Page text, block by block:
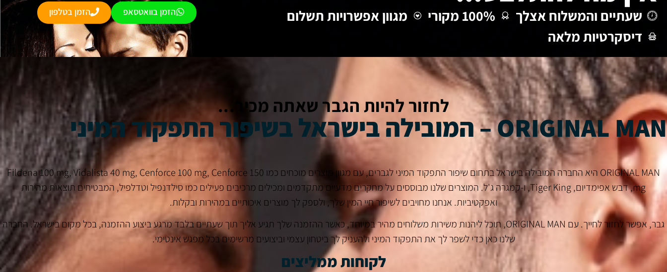
שעתיים והמשלוח אצלך 100% מקורי
מגוון אפשרויות תשלום
דיסקרטיות מלאה
הזמן בוואטסאפ הזמן בטלפון
לחזור להיות הגבר שאתה מכיר...
ORIGINAL MAN – המובילה בישראל בשיפור התפקוד המיני
ORIGINAL MAN היא החברה המובילה בישראל בתחום שיפור התפקוד המיני לגברים, עם מגוון מוצרים מוכחים כמו Fildena 100 mg, Vidalista 40 mg, Cenforce 100 mg, Cenforce 150
mg, דבש אפימדיום, Tiger King, ו-קמגרה ג'ל. המוצרים שלנו מבוססים על מחקרים מדעיים מתקדמים ומכילים מרכיבים פעילים כמו סילדנפיל וטדלפיל, המבטיחים תוצאות מהירות
ואפקטיביות. אנחנו מחויבים לשיפור חיי המין שלך, ולספק לך מוצרים איכותיים במהירות ובקלות.
גבר, אפשר לחזור לחייך. עם ORIGINAL MAN, תוכל ליהנות משירות משלוחים מהיר במיוחד, כאשר ההזמנה שלך תגיע אליך תוך שעתיים בלבד מרגע ביצוע ההזמנה, בכל מקום בישראל. החברה
שלנו כאן כדי לשפר לך את התפקוד המיני ולהעניק לך ביטחון עצמי וביצועים מרשימים בכל מפגש אינטימי.
לקוחות ממליצים